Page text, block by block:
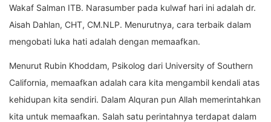
Wakaf Salman ITB. Narasumber pada kulwaf hari ini adalah dr.
Aisah Dahlan, CHT, CM.NLP. Menurutnya, cara terbaik dalam
mengobati luka hati adalah dengan memaafkan.
Menurut Rubin Khoddam, Psikolog dari University of Southern
California, memaafkan adalah cara kita mengambil kendali atas
kehidupan kita sendiri. Dalam Alquran pun Allah memerintahkan
kita untuk memaafkan. Salah satu perintahnya terdapat dalam